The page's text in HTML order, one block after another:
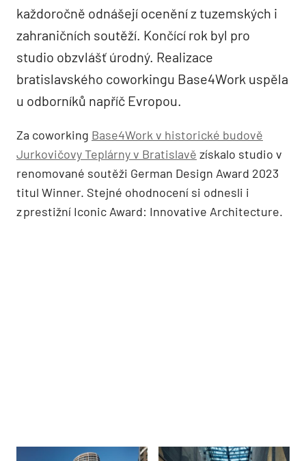
každoročně odnášejí ocenění z tuzemských i
zahraničních soutěží. Končící rok byl pro
studio obzvlášť úrodný. Realizace
bratislavského coworkingu Base4Work uspěla
u odborníků napříč Evropou.
Za coworking Base4Work v historické budově
Jurkovičovy Teplárny v Bratislavě získalo studio v
renomované soutěži German Design Award 2023
titul Winner. Stejné ohodnocení si odnesli i
z prestižní Iconic Award: Innovative Architecture.